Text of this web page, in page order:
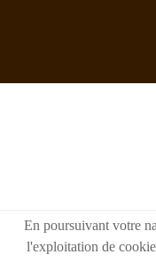
En poursuivant votre
l'exploitation de